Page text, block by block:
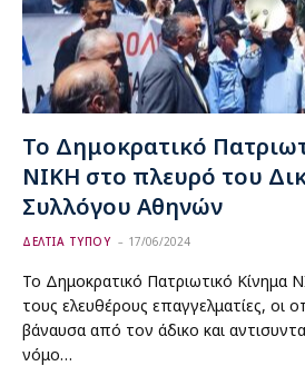
Το Δημοκρατικό
ΝΙΚΗ στο πλευρό του
Συλλόγου Αθηνών
ΔΕΛΤΙΑ ΤΥΠΟΥ 17/06/2024
Το Δημοκρατικό Πατριωτικό Κίνημα
τους ελευθέρους επαγγελματίες, οι
βάναυσα από τον άδικο και
νόμο…